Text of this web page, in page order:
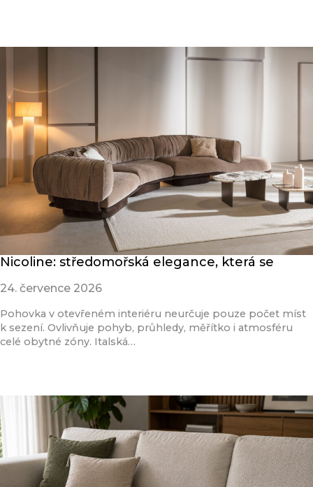
Nicoline: středomořská elegance, která se
24. července 2026
Pohovka v otevřeném interiéru neurčuje pouze počet míst
k sezení. Ovlivňuje pohyb, průhledy, měřítko i atmosféru
celé obytné zóny. Italská…